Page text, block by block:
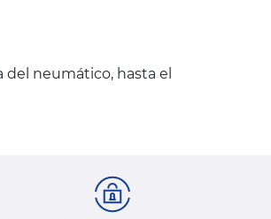
neumático, hasta el